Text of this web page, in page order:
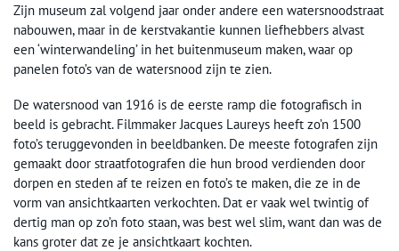
Zijn museum zal volgend jaar onder andere een watersnoodstraat
nabouwen, maar in de kerstvakantie kunnen liefhebbers alvast
een ‘winterwandeling’ in het buitenmuseum maken, waar op
panelen foto’s van de watersnood zijn te zien.
De watersnood van 1916 is de eerste ramp die fotografisch in
beeld is gebracht. Filmmaker Jacques Laureys heeft zo’n 1500
foto’s teruggevonden in beeldbanken. De meeste fotografen zijn
gemaakt door straatfotografen die hun brood verdienden door
dorpen en steden af te reizen en foto’s te maken, die ze in de
vorm van ansichtkaarten verkochten. Dat er vaak wel twintig of
dertig man op zo’n foto staan, was best wel slim, want dan was de
kans groter dat ze je ansichtkaart kochten.